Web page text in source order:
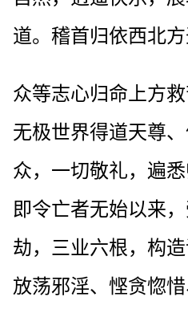
道。稽首归依西北方
众等志心归命上方
无极世界得道天尊
众，一切敬礼，遍悉
即令亡者无始以来
劫，三业六根，构造
放荡邪淫、悭贪惚